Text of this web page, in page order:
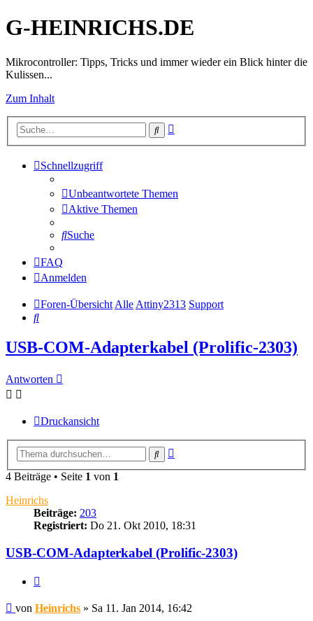
G-HEINRICHS.DE
Mikrocontroller: Tipps, Tricks und immer wieder ein Blick hinter die
Kulissen...
Zum Inhalt
Suche
Schnellzugriff
Unbeantwortete Themen
Aktive Themen
Suche
FAQ
Anmelden
Foren-ÜbersichtAlleAttiny2313 Support
Suche
USB-COM-Adapterkabel (Prolific-2303)
Antworten
Druckansicht
Suche
4 Beiträge • Seite 1 von 1
Heinrichs
Beiträge: 203
Registriert: Do 21. Okt 2010, 18:31
USB-COM-Adapterkabel (Prolific-2303)
Beitrag
von Heinrichs » Sa 11. Jan 2014, 16:42